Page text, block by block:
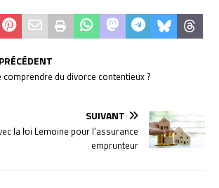
PRÉCÉDENT
comprendre du divorce contentieux ?
SUIVANT
la loi Lemoine pour l’assurance
emprunteur